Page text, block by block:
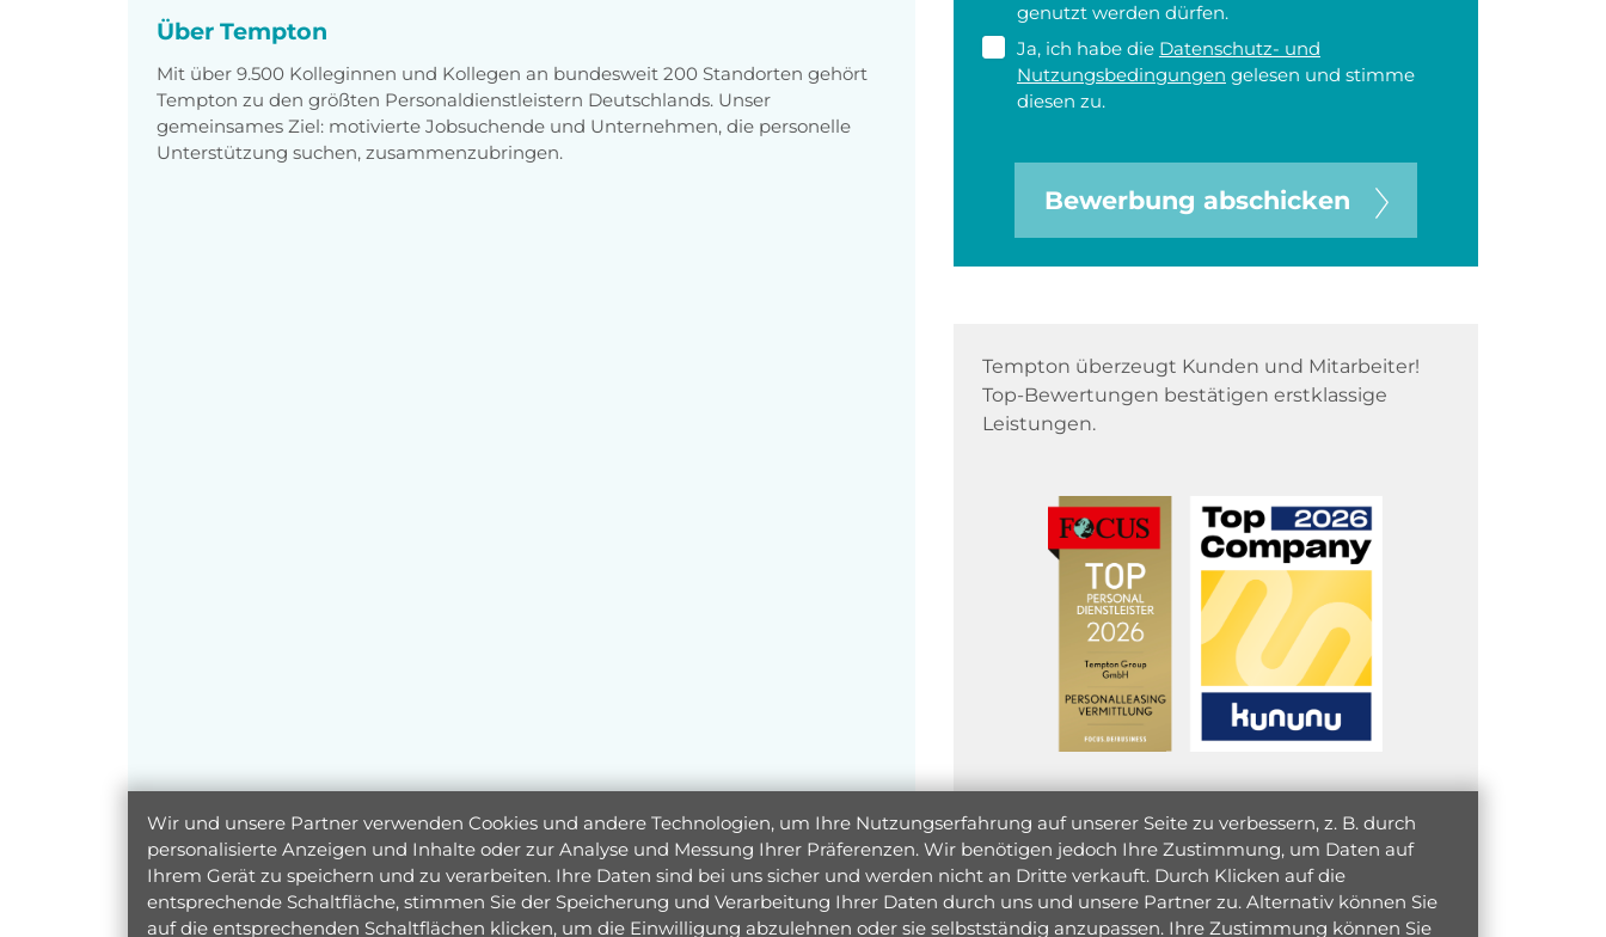
Über Tempton
Mit über 9.500 Kolleginnen und Kollegen an bundesweit 200 Standorten gehört
Tempton zu den größten Personaldienstleistern Deutschlands. Unser
gemeinsames Ziel: motivierte Jobsuchende und Unternehmen, die personelle
Unterstützung suchen, zusammenzubringen.
genutzt werden dürfen.
Ja, ich habe die Datenschutz- und
Nutzungsbedingungen gelesen und stimme
diesen zu.
Bewerbung abschicken
Tempton überzeugt Kunden und Mitarbeiter!
Top-Bewertungen bestätigen erstklassige
Leistungen.
Wir und unsere Partner verwenden Cookies und andere Technologien, um Ihre Nutzungserfahrung auf unserer Seite zu verbessern, z. B. durch
personalisierte Anzeigen und Inhalte oder zur Analyse und Messung Ihrer Präferenzen. Wir benötigen jedoch Ihre Zustimmung, um Daten auf
Ihrem Gerät zu speichern und zu verarbeiten. Ihre Daten sind bei uns sicher und werden nicht an Dritte verkauft. Durch Klicken auf die
entsprechende Schaltfläche, stimmen Sie der Speicherung und Verarbeitung Ihrer Daten durch uns und unsere Partner zu. Alternativ können Sie
auf die entsprechenden Schaltflächen klicken, um die Einwilligung abzulehnen oder sie selbstständig anzupassen. Ihre Zustimmung können Sie